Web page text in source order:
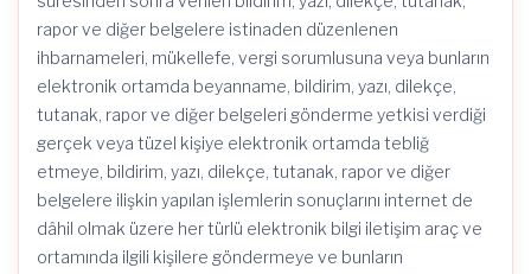
rapor ve diğer belgelere istinaden düzenlenen
ihbarnameleri, mükellefe, vergi sorumlusuna veya bunların
elektronik ortamda beyanname, bildirim, yazı, dilekçe,
tutanak, rapor ve diğer belgeleri gönderme yetkisi verdiği
gerçek veya tüzel kişiye elektronik ortamda tebliğ
etmeye, bildirim, yazı, dilekçe, tutanak, rapor ve diğer
belgelere ilişkin yapılan işlemlerin sonuçlarını internet de
dâhil olmak üzere her türlü elektronik bilgi iletişim araç ve
ortamında ilgili kişilere göndermeye ve bunların